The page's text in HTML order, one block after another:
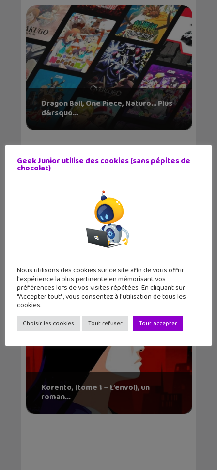
Dragon Ball, One Piece, Naturo… Plus
d&rsquo...
Retour à Tomioka (BD) : deux enfants
Korento, (tome 1 – L’envol), un
roman...
Geek Junior utilise des cookies (sans pépites de
chocolat)
Nous utilisons des cookies sur ce site afin de vous offrir
l'expérience la plus pertinente en mémorisant vos
préférences lors de vos visites répétées. En cliquant sur
"Accepter tout", vous consentez à l'utilisation de tous les
cookies.
Choisir les cookies Tout refuser Tout accepter